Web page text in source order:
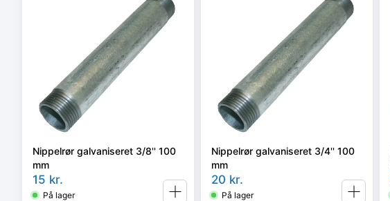
Nippelrør galvaniseret 3/8'' 100
mm
15 kr.
På lager
Nippelrør galvaniseret 3/4'' 100
mm
20 kr.
På lager